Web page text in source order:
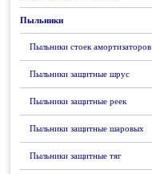
Пыльники
Пыльники стоек амортизаторов
Пыльники защитные шрус
Пыльники защитные реек
Пыльники защитные шаровых
Пыльники защитные тяг